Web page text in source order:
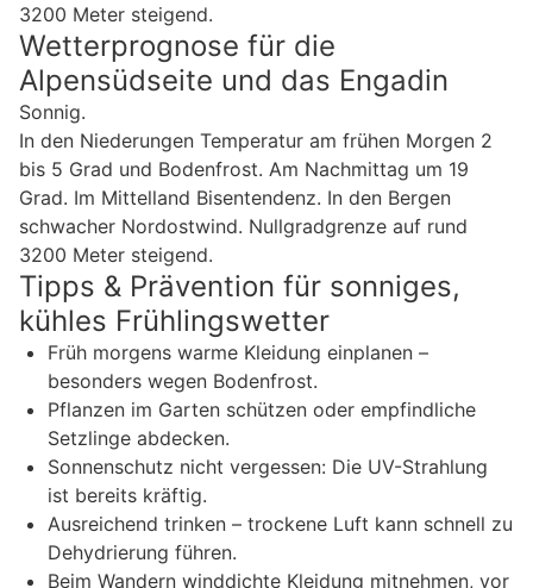
3200 Meter steigend.
Wetterprognose für die
Alpensüdseite und das Engadin
Sonnig.
In den Niederungen Temperatur am frühen Morgen 2
bis 5 Grad und Bodenfrost. Am Nachmittag um 19
Grad. Im Mittelland Bisentendenz. In den Bergen
schwacher Nordostwind. Nullgradgrenze auf rund
3200 Meter steigend.
Tipps & Prävention für sonniges,
kühles Frühlingswetter
Früh morgens warme Kleidung einplanen –
besonders wegen Bodenfrost.
Pflanzen im Garten schützen oder empfindliche
Setzlinge abdecken.
Sonnenschutz nicht vergessen: Die UV-Strahlung
ist bereits kräftig.
Ausreichend trinken – trockene Luft kann schnell zu
Dehydrierung führen.
Beim Wandern winddichte Kleidung mitnehmen, vor